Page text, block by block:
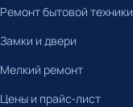
Ремонт бытовой техники
Замки и двери
Мелкий ремонт
Цены и прайс-лист